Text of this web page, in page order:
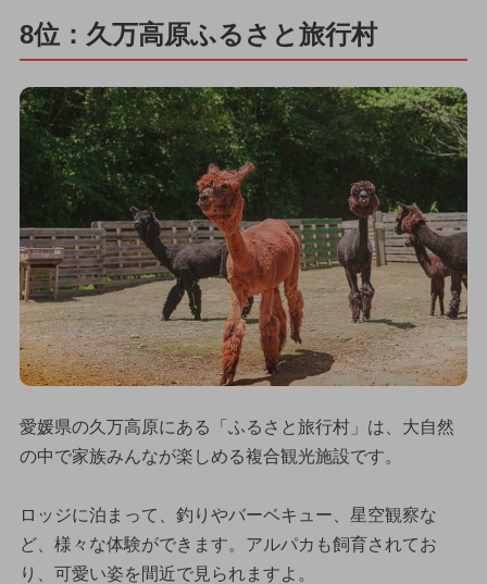
8位：久万高原ふるさと旅行村
愛媛県の久万高原にある「ふるさと旅行村」は、大自然
の中で家族みんなが楽しめる複合観光施設です。
ロッジに泊まって、釣りやバーベキュー、星空観察な
ど、様々な体験ができます。アルパカも飼育されてお
り、可愛い姿を間近で見られますよ。